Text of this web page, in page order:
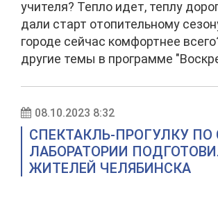
учителя? Тепло идет, теплу
дали старт отопительному
городе сейчас комфортнее
другие темы в программе
08.10.2023 8:32
СПЕКТАКЛЬ-ПРОГУЛКУ ПО
ЛАБОРАТОРИИ
ЖИТЕЛЕЙ ЧЕЛЯБИНСКА